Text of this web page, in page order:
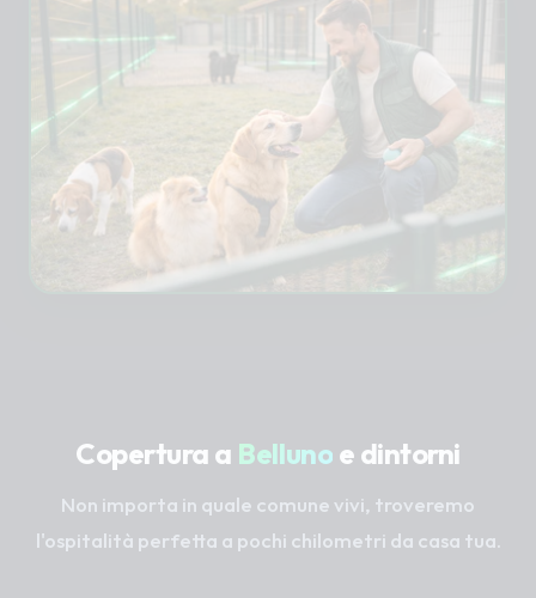
Copertura a Belluno e dintorni
Non importa in quale comune vivi, troveremo
l'ospitalità perfetta a pochi chilometri da casa tua.